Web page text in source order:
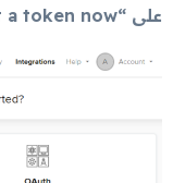
على “Get a token now”.